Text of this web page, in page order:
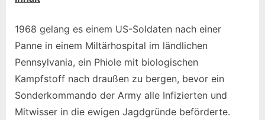
1968 gelang es einem US-Soldaten nach einer
Panne in einem Miltärhospital im ländlichen
Pennsylvania, ein Phiole mit biologischen
Kampfstoff nach draußen zu bergen, bevor ein
Sonderkommando der Army alle Infizierten und
Mitwisser in die ewigen Jagdgründe beförderte.